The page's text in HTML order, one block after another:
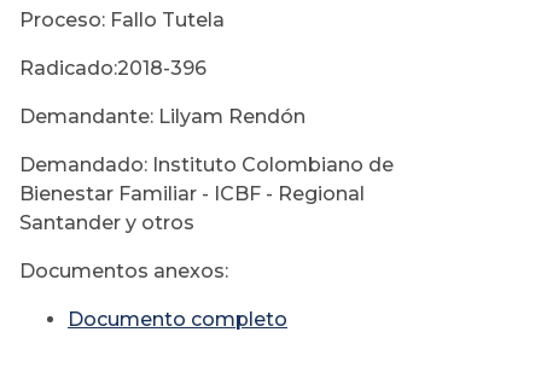
Proceso: Fallo Tutela
Radicado:2018-396
Demandante: Lilyam Rendón
Demandado: Instituto Colombiano de
Bienestar Familiar - ICBF - Regional
Santander y otros
Documentos anexos:
Documento completo